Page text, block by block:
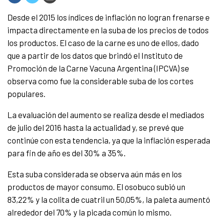
Desde el 2015 los índices de inflación no logran frenarse e
impacta directamente en la suba de los precios de todos
los productos. El caso de la carne es uno de ellos, dado
que a partir de los datos que brindó el Instituto de
Promoción de la Carne Vacuna Argentina (IPCVA) se
observa como fue la considerable suba de los cortes
populares.
La evaluación del aumento se realiza desde el mediados
de julio del 2016 hasta la actualidad y, se prevé que
continúe con esta tendencia, ya que la inflación esperada
para fin de año es del 30% a 35%.
Esta suba considerada se observa aún más en los
productos de mayor consumo. El osobuco subió un
83,22% y la colita de cuatril un 50,05%, la paleta aumentó
alrededor del 70% y la picada común lo mismo.